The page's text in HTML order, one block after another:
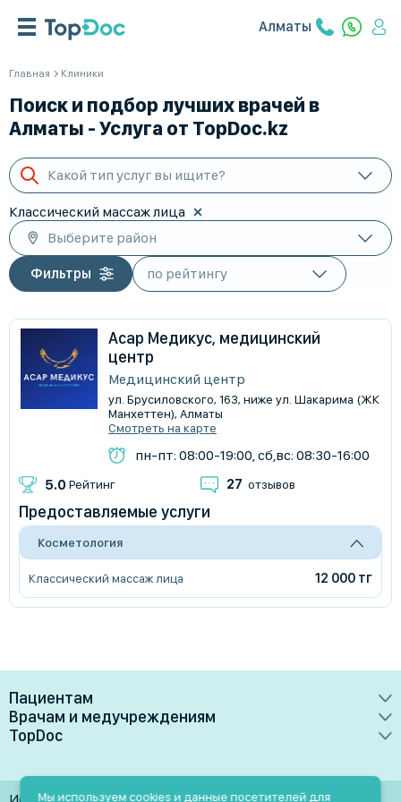
Алматы
Главная Клиники
Поиск и подбор лучших врачей в
Алматы - Услуга от TopDoc.kz
Какой тип услуг вы ищите?
Классический массаж лица
Выберите район
Фильтры
Асар Медикус, медицинский
центр
Медицинский центр
ул. Брусиловского, 163, ниже ул. Шакарима (ЖК
Манхеттен), Алматы
Смотреть на карте
пн-пт: 08:00-19:00, сб,вс: 08:30-16:00
5.0 Рейтинг 27 отзывов
Предоставляемые услуги
Косметология
Классический массаж лица 12 000 тг
Пациентам
Врачи
Клиники
Лаборатории
Врачам и медучреждениям
Преимущества
TopDoc
Контакты
Мы используем cookies и данные посетителей для